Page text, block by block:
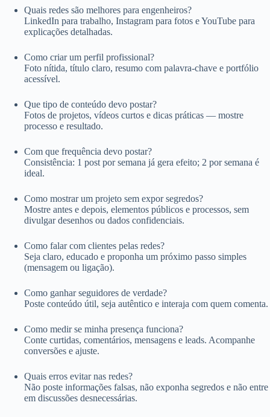
Quais redes são melhores para engenheiros?
LinkedIn para trabalho, Instagram para fotos e YouTube para
explicações detalhadas.
Como criar um perfil profissional?
Foto nítida, título claro, resumo com palavra‑chave e portfólio
acessível.
Que tipo de conteúdo devo postar?
Fotos de projetos, vídeos curtos e dicas práticas — mostre
processo e resultado.
Com que frequência devo postar?
Consistência: 1 post por semana já gera efeito; 2 por semana é
ideal.
Como mostrar um projeto sem expor segredos?
Mostre antes e depois, elementos públicos e processos, sem
divulgar desenhos ou dados confidenciais.
Como falar com clientes pelas redes?
Seja claro, educado e proponha um próximo passo simples
(mensagem ou ligação).
Como ganhar seguidores de verdade?
Poste conteúdo útil, seja autêntico e interaja com quem comenta.
Como medir se minha presença funciona?
Conte curtidas, comentários, mensagens e leads. Acompanhe
conversões e ajuste.
Quais erros evitar nas redes?
Não poste informações falsas, não exponha segredos e não entre
em discussões desnecessárias.